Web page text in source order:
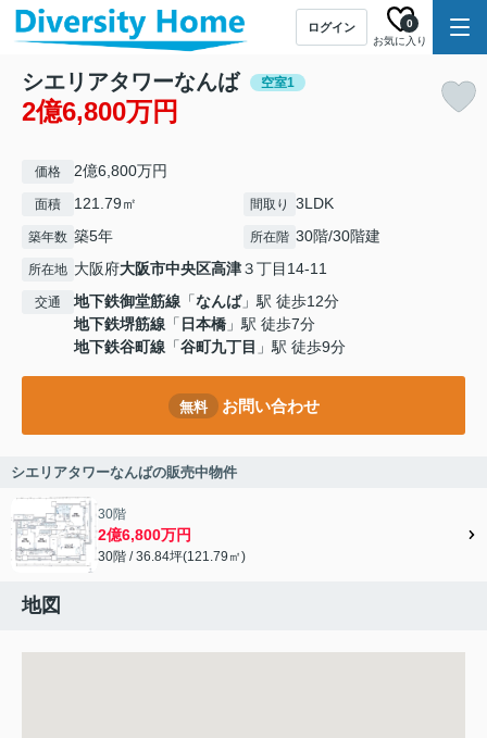
ログイン
お気に入り
0
シエリアタワーなんば 空室1
2億6,800万円
価格 2億6,800万円
面積 121.79㎡ 間取り 3LDK
築年数 築5年 所在階 30階/30階建
所在地 大阪府大阪市中央区高津３丁目14-11
交通 地下鉄御堂筋線 「なんば」駅 徒歩12分
地下鉄堺筋線 「 日本橋 」駅 徒歩7分
地下鉄谷町線 「谷町九丁目 」駅 徒歩9分
無料 お問い合わせ
シエリアタワーなんばの販売中物件
30階
2億6,800万円
30階 / 36.84坪(121.79㎡)
地図